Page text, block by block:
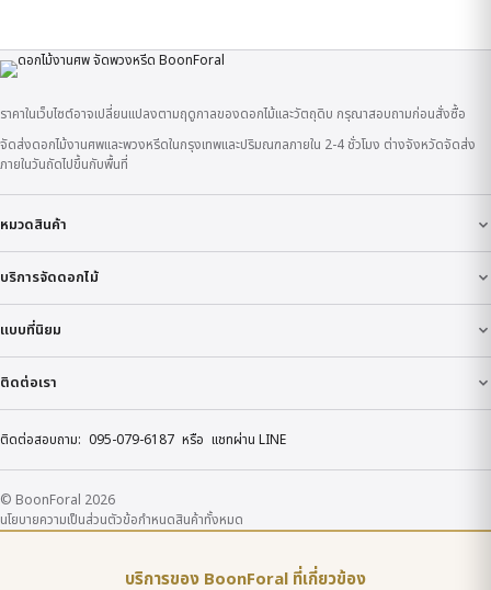
ราคาในเว็บไซต์อาจเปลี่ยนแปลงตามฤดูกาลของดอกไม้และวัตถุดิบ กรุณาสอบถามก่อนสั่งซื้อ
จัดส่งดอกไม้งานศพและพวงหรีดในกรุงเทพและปริมณฑลภายใน 2-4 ชั่วโมง ต่างจังหวัดจัดส่ง
ภายในวันถัดไปขึ้นกับพื้นที่
หมวดสินค้า
บริการจัดดอกไม้
แบบที่นิยม
ติดต่อเรา
ติดต่อสอบถาม: 095-079-6187 หรือ แชทผ่าน LINE
© BoonForal 2026
นโยบายความเป็นส่วนตัวข้อกำหนดสินค้าทั้งหมด
บริการของ BoonForal ที่เกี่ยวข้อง